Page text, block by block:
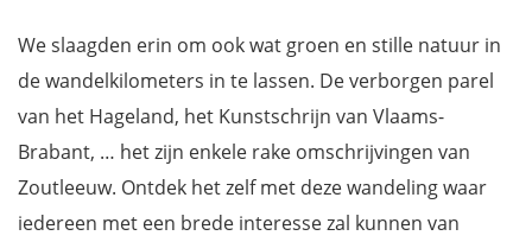
We slaagden erin om ook wat groen en stille natuur in
de wandelkilometers in te lassen. De verborgen parel
van het Hageland, het Kunstschrijn van Vlaams-
Brabant, … het zijn enkele rake omschrijvingen van
Zoutleeuw. Ontdek het zelf met deze wandeling waar
iedereen met een brede interesse zal kunnen van